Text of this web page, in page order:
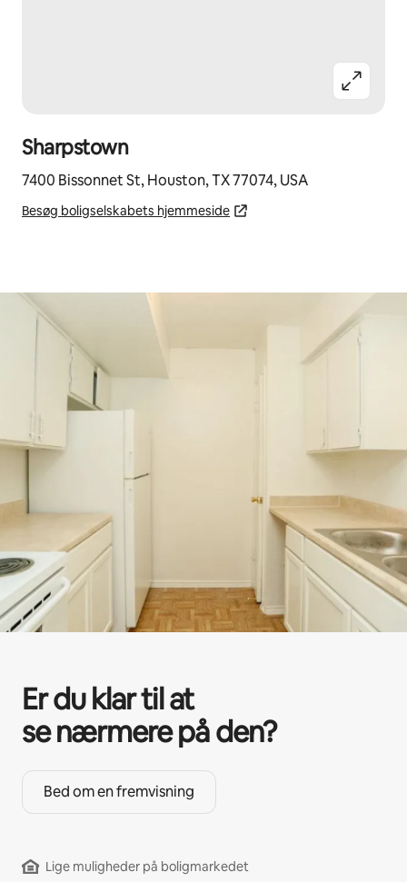
Sharpstown
7400 Bissonnet St, Houston, TX 77074, USA
Besøg boligselskabets hjemmeside
Er du klar til at
se nærmere på den?
Bed om en fremvisning
Lige muligheder på boligmarkedet